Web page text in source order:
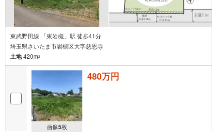
東武野田線 「東岩槻」駅 徒歩41分
埼玉県さいたま市岩槻区大字慈恩寺
土地420m2
画像5枚
480万円